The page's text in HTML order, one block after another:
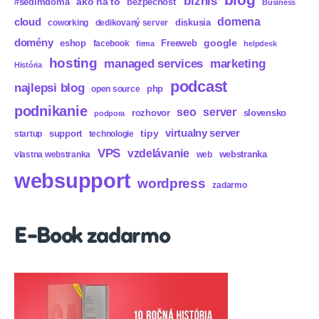
Business
cloud coworking dedikovaný server diskusia domena
domény eshop facebook firma Freeweb google helpdesk
História hosting managed services marketing
najlepsi blog open source php podcast
podnikanie podpora rozhovor seo server slovensko
startup support technologie tipy virtualny server
vlastna webstranka VPS vzdelávanie web webstranka
websupport wordpress zadarmo
E-Book zadarmo